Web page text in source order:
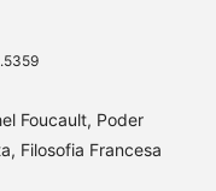
Foucault, Poder
Filosofia Francesa